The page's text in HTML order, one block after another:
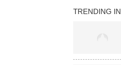
TRENDING IN